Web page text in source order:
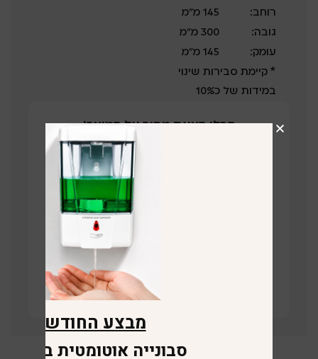
רוחב:
145 מ”מ
גובה:
300 מ”מ
עומק:
145 מ”מ
* קיימת סבירות שינוי
במידות של כ10%
קבלו הצעת מחיר על המוצר!
קישור לוויז
מבצע החודש
סבונייה אוטומטית במתנה